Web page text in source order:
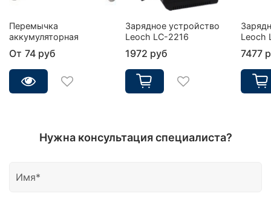
Перемычка
аккумуляторная
От 74 руб
Зарядное устройство
Leoch LC-2216
1972 руб
Leoch
7477
Нужна консультация специалиста?